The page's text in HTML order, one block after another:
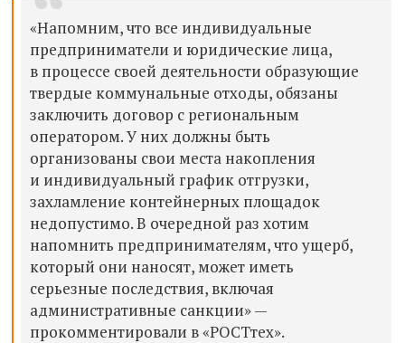
«Напомним, что все индивидуальные
предприниматели и юридические лица,
в процессе своей деятельности образующие
твердые коммунальные отходы, обязаны
заключить договор с региональным
оператором. У них должны быть
организованы свои места накопления
и индивидуальный график отгрузки,
захламление контейнерных площадок
недопустимо. В очередной раз хотим
напомнить предпринимателям, что ущерб,
который они наносят, может иметь
серьезные последствия, включая
административные санкции» —
прокомментировали в «РОСТтех».